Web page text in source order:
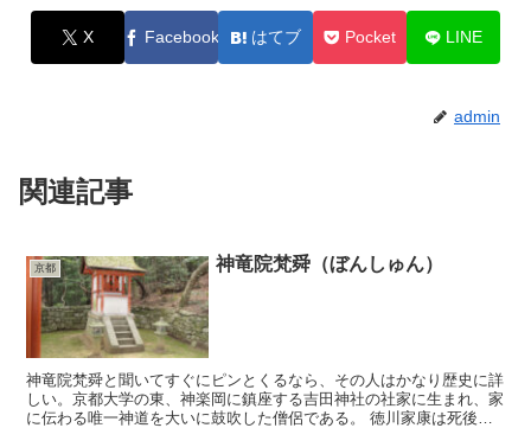
X Facebook はてブ Pocket LINE
admin
関連記事
京都 神竜院梵舜（ぼんしゅん）
神竜院梵舜と聞いてすぐにピンとくるなら、その人はかなり歴史に詳
しい。京都大学の東、神楽岡に鎮座する吉田神社の社家に生まれ、家
に伝わる唯一神道を大いに鼓吹した僧侶である。 徳川家康は死後、